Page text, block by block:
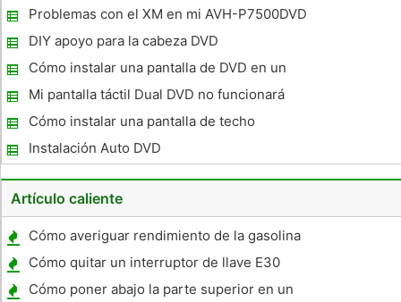
ADV38 DVD
Problemas con el XM en mi AVH-P7500DVD
DIY apoyo para la cabeza DVD
Cómo instalar una pantalla de DVD en un
Dodge Durango 2008
Mi pantalla táctil Dual DVD no funcionará
Cómo instalar una pantalla de techo
Instalación Auto DVD
Artículo caliente
Cómo averiguar rendimiento de la gasolina
para un viaje
Cómo quitar un interruptor de llave E30
Cómo poner abajo la parte superior en un